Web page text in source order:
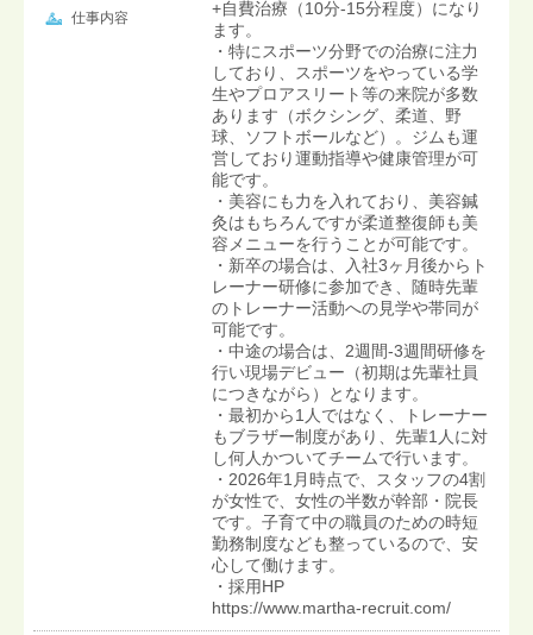
仕事内容
+自費治療（10分-15分程度）になり
ます。
・特にスポーツ分野での治療に注力
しており、スポーツをやっている学
生やプロアスリート等の来院が多数
あります（ボクシング、柔道、野
球、ソフトボールなど）。ジムも運
営しており運動指導や健康管理が可
能です。
・美容にも力を入れており、美容鍼
灸はもちろんですが柔道整復師も美
容メニューを行うことが可能です。
・新卒の場合は、入社3ヶ月後からト
レーナー研修に参加でき、随時先輩
のトレーナー活動への見学や帯同が
可能です。
・中途の場合は、2週間-3週間研修を
行い現場デビュー（初期は先輩社員
につきながら）となります。
・最初から1人ではなく、トレーナー
もブラザー制度があり、先輩1人に対
し何人かついてチームで行います。
・2026年1月時点で、スタッフの4割
が女性で、女性の半数が幹部・院長
です。子育て中の職員のための時短
勤務制度なども整っているので、安
心して働けます。
・採用HP
https://www.martha-recruit.com/